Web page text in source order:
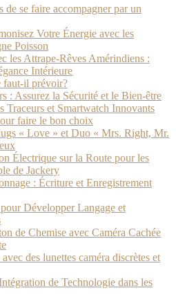
de se faire accompagner par un
Votre Énergie avec les
Poisson
les Attrape-Rêves Amérindiens :
Intérieure
faut-il prévoir?
: Assurez la Sécurité et le Bien-être
Traceurs et Smartwatch Innovants
faire le bon choix
« Love » et Duo « Mrs. Right, Mr.
Électrique sur la Route pour les
de Jackery
: Écriture et Enregistrement
Développer Langage et
de Chemise avec Caméra Cachée
des lunettes caméra discrètes et
de Technologie dans les